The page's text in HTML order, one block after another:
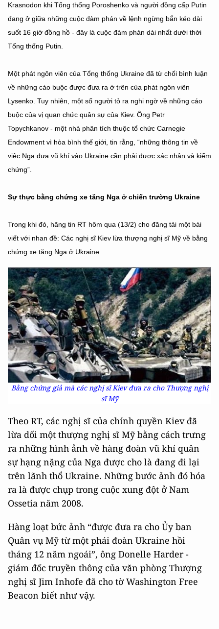
Krasnodon khi Tổng thống Poroshenko và người đồng cấp Putin
đang ở giữa những cuộc đàm phán về lệnh ngừng bắn kéo dài
suốt 16 giờ đồng hồ - đây là cuộc đàm phán dài nhất dưới thời
Tổng thống Putin.
Một phát ngôn viên của Tổng thống Ukraine đã từ chối bình luận
về những cáo buộc được đưa ra ở trên của phát ngôn viên
Lysenko. Tuy nhiên, một số người tỏ ra nghi ngờ về những cáo
buộc của vị quan chức quân sự của Kiev. Ông Petr
Topychkanov - một nhà phân tích thuộc tổ chức Carnegie
Endowment vì hòa bình thế giới, tin rằng, “những thông tin về
việc Nga đưa vũ khí vào Ukraine cần phải được xác nhận và kiểm
chứng”.
Sự thực bằng chứng xe tăng Nga ở chiến trường Ukraine
Trong khi đó, hãng tin RT hôm qua (13/2) cho đăng tải một bài
viết với nhan đề: Các nghị sĩ Kiev lừa thượng nghị sĩ Mỹ về bằng
chứng xe tăng Nga ở Ukraine.
Bằng chứng giả mà các nghị sĩ Kiev đưa ra cho Thượng nghị
sĩ Mỹ
Theo RT, các nghị sĩ của chính quyền Kiev đã
lừa dối một thượng nghị sĩ Mỹ bằng cách trưng
ra những hình ảnh về hàng đoàn vũ khí quân
sự hạng nặng của Nga được cho là đang đi lại
trên lãnh thổ Ukraine. Những bước ảnh đó hóa
ra là được chụp trong cuộc xung đột ở Nam
Ossetia năm 2008.
Hàng loạt bức ảnh “được đưa ra cho Ủy ban
Quân vụ Mỹ từ một phái đoàn Ukraine hồi
tháng 12 năm ngoái”, ông Donelle Harder -
giám đốc truyền thông của văn phòng Thượng
nghị sĩ Jim Inhofe đã cho tờ Washington Free
Beacon biết như vậy.